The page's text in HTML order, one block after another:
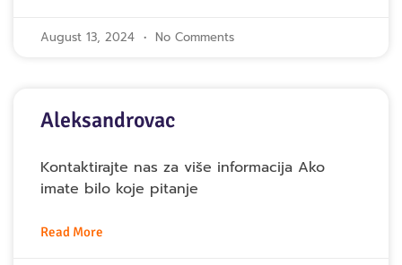
August 13, 2024 No Comments
Aleksandrovac
Kontaktirajte nas za više informacija Ako
imate bilo koje pitanje
Read More